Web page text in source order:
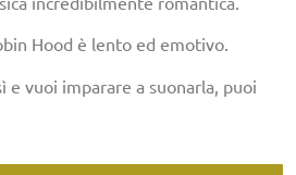
Hood è lento ed emotivo.
e vuoi imparare a suonarla, puoi